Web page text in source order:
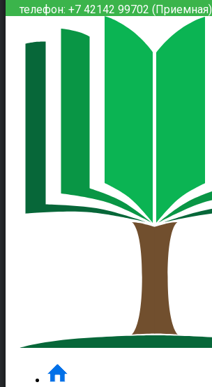
телефон: +7 42142 99702 (Приемная)